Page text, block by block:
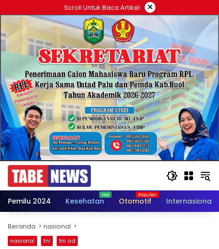
ke
konten
Scroll Untuk Baca Artikel ×
Pemilu 2024 Kesehatan Otomotif Internasional
Beranda nasional
nasional tni tni ad